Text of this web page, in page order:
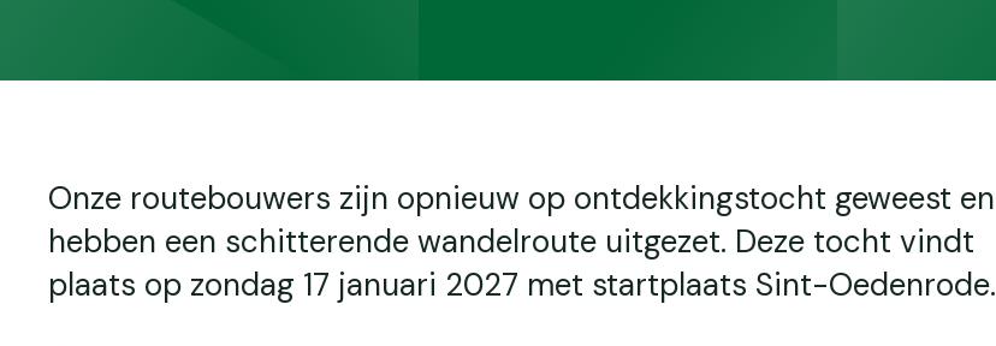
Onze routebouwers zijn opnieuw op ontdekkingstocht geweest en
hebben een schitterende wandelroute uitgezet. Deze tocht vindt
plaats op zondag 17 januari 2027 met startplaats Sint-Oedenrode.